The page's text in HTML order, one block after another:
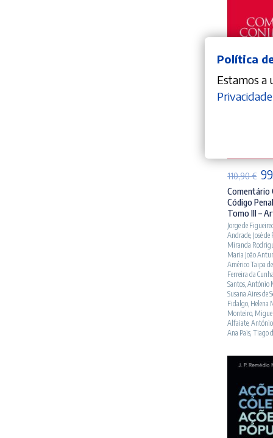
110,90€ O
Comentário
Código
Tomo III –
Jorge de
Andrade, José
Miranda
Maria João
Américo Taipa
Ferreira da
Santos,António
Susana Aires de
Fidalgo, Helena
Monteiro,
Alfaiate,
Ana Pais,Tiago
Política
Estamos a
Privacidade